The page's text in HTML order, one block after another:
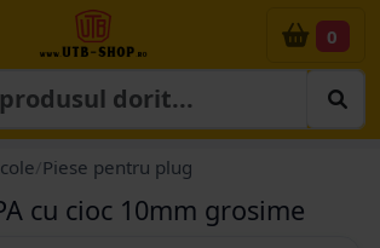
0
Piese pentru plug
cu cioc 10mm grosime